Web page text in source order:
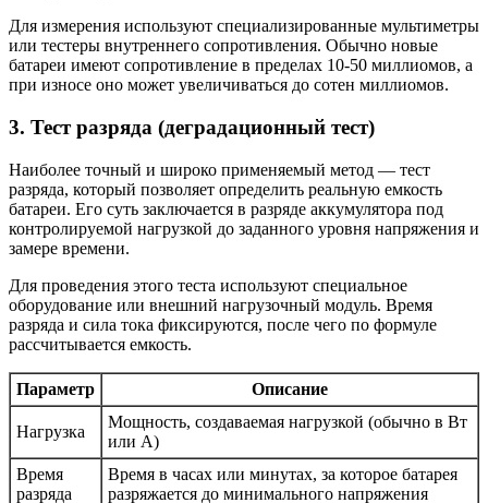
Для измерения используют специализированные мультиметры
или тестеры внутреннего сопротивления. Обычно новые
батареи имеют сопротивление в пределах 10-50 миллиомов, а
при износе оно может увеличиваться до сотен миллиомов.
3. Тест разряда (деградационный тест)
Наиболее точный и широко применяемый метод — тест
разряда, который позволяет определить реальную емкость
батареи. Его суть заключается в разряде аккумулятора под
контролируемой нагрузкой до заданного уровня напряжения и
замере времени.
Для проведения этого теста используют специальное
оборудование или внешний нагрузочный модуль. Время
разряда и сила тока фиксируются, после чего по формуле
рассчитывается емкость.
Параметр Описание
Нагрузка
Мощность, создаваемая нагрузкой (обычно в Вт
или А)
Время
разряда
Время в часах или минутах, за которое батарея
разряжается до минимального напряжения